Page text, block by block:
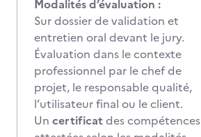
Modalités d’évaluation :
Sur dossier de validation et
entretien oral devant le jury.
Évaluation dans le contexte
professionnel par le chef de
projet, le responsable qualité,
l’utilisateur final ou le client.
Un certificatdes compétences